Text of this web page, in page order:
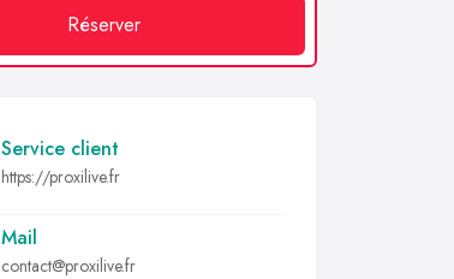
Réserver
Service client
https://proxilive.fr
Mail
contact@proxilive.fr